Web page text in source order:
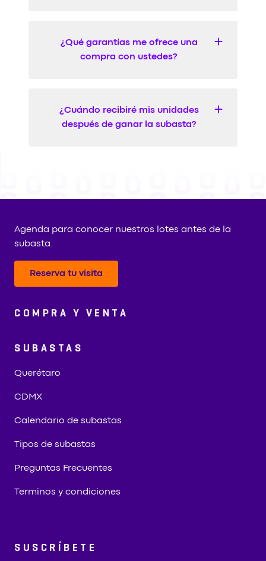
¿Qué garantías me ofrece una
compra con ustedes?
¿Cuándo recibiré mis unidades
después de ganar la subasta?
Agenda para conocer nuestros lotes antes de la
subasta.
Reserva tu visita
COMPRA Y VENTA
SUBASTAS
Querétaro
CDMX
Calendario de subastas
Tipos de subastas
Preguntas Frecuentes
Terminos y condiciones
SUSCRÍBETE